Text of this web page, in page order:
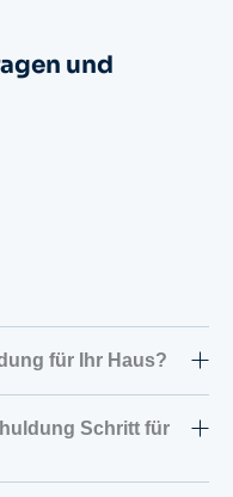
und
für Ihr Haus?
Schritt für